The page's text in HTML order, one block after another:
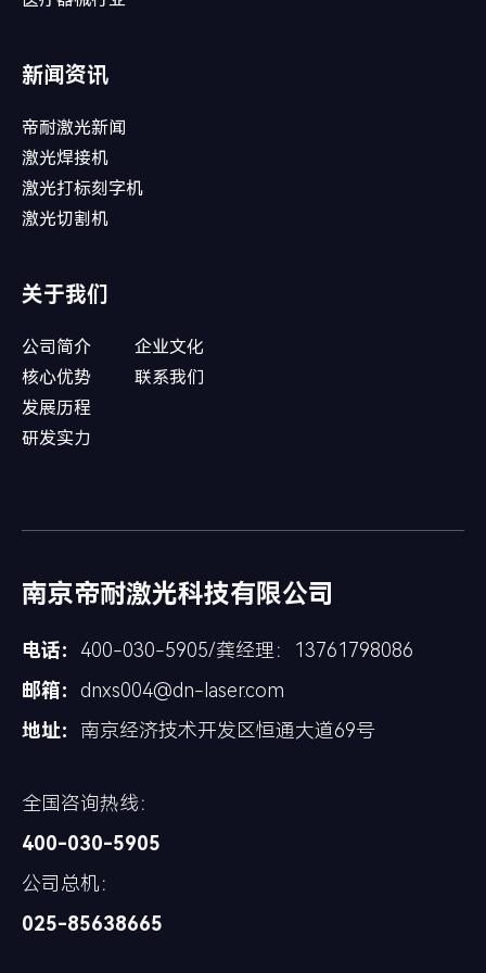
新闻资讯
帝耐激光新闻
激光焊接机
激光打标刻字机
激光切割机
关于我们
公司简介
核心优势
发展历程
研发实力
企业文化
联系我们
南京帝耐激光科技有限公司
电话： 400-030-5905/龚经理：13761798086
邮箱： dnxs004@dn-laser.com
地址： 南京经济技术开发区恒通大道69号
全国咨询热线：
400-030-5905
公司总机：
025-85638665